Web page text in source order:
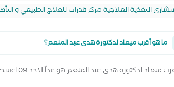
التغذية العلاجية مركز قدرات للعلاج الطبيعي و
ما هو أقرب ميعاد لدكتورة هدى عبد المنعم؟
لدكتورة هدى عبد المنعم هو غداً الاحد 09 اغسطس 2026 من 6:00 مساءً وتقدر تشوف كل المواعيد المتاحة من خلال عرض المواعيد أعلاه